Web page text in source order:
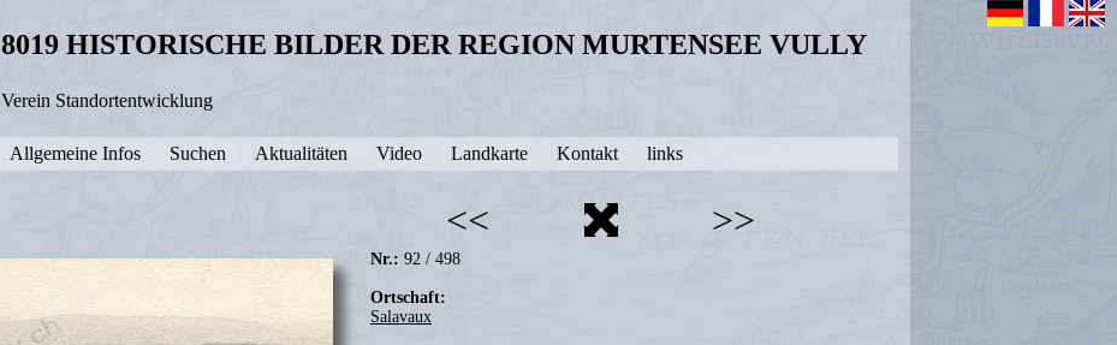
8019 HISTORISCHE BILDER DER REGION MURTENSEE VULLY
Verein Standortentwicklung
Allgemeine Infos Suchen Aktualitäten Video Landkarte Kontakt links
<< >>
Nr.: 92 / 498
Ortschaft:
Salavaux